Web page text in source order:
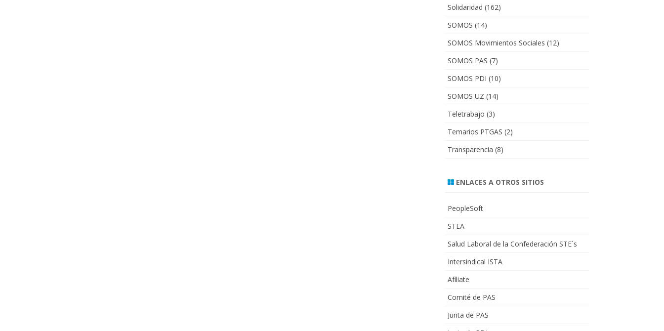
Solidaridad (162)
SOMOS (14)
SOMOS Movimientos Sociales (12)
SOMOS PAS (7)
SOMOS PDI (10)
SOMOS UZ (14)
Teletrabajo (3)
Temarios PTGAS (2)
Transparencia (8)
ENLACES A OTROS SITIOS
PeopleSoft
STEA
Salud Laboral de la Confederación STE´s
Intersindical ISTA
Afíliate
Comité de PAS
Junta de PAS